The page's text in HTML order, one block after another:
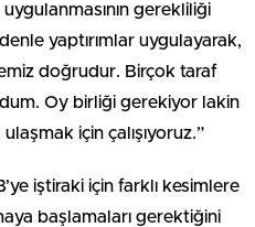
uygulanmasının gerekliliği
yaptırımlar uygulayarak,
doğrudur. Birçok taraf
Oy birliği gerekiyor lakin
için çalışıyoruz.”
iştiraki için farklı kesimlere
başlamaları gerektiğini